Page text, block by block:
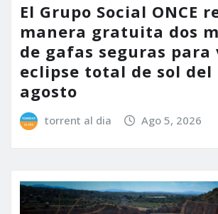
El Grupo Social ONCE
manera gratuita dos
de gafas seguras para
eclipse total de sol del
agosto
torrent al dia Ago 5, 2026